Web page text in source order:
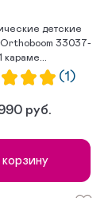
детские
33037-
караме...
(1)
руб.
корзину